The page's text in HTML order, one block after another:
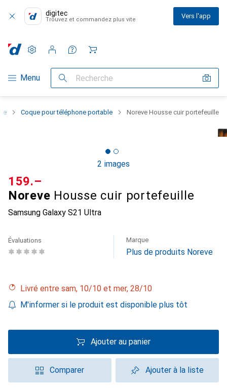
digitec
Trouvez et commandez plus vite Vers l'app
Navigation par catégorie
Menu Recherche
Paramètres
Compte client
Listes de comparaison
Listes d'envies
Panier
Coque pour téléphone portable Noreve Housse cuir portefeuille
2 images
Noreve Housse cuir portefeuille
Samsung Galaxy S21 Ultra
CHF
159.–
Évaluations Marque
Plus de produits Noreve
Livré entre sam, 10/10 et mer, 28/10
M'informer si le produit est disponible plus tôt
Ajouter au panier
Comparer Ajouter à la liste